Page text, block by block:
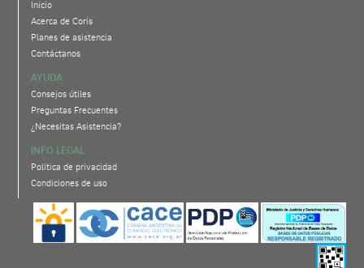
Inicio
Acerca de Coris
Planes de asistencia
Contáctanos
AYUDA
Consejos útiles
Preguntas Frecuentes
¿Necesitas Asistencia?
INFO LEGAL
Política de privacidad
Condiciones de uso